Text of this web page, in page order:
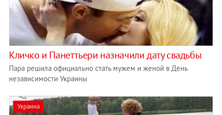
Кличко и Панеттьери назначили дату свадьбы
Пара решила официально стать мужем и женой в День
независимости Украины
Украина